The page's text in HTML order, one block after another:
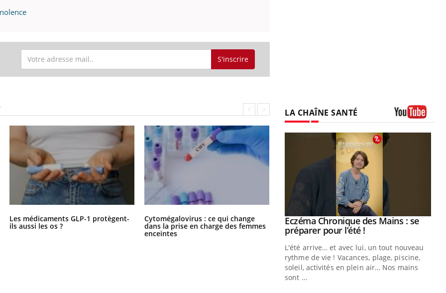
S'inscrire
Les médicaments GLP-1 protègent-
ils aussi les os ?
Cytomégalovirus : ce qui change
dans la prise en charge des femmes
enceintes
La sieste empêche-t-elle de dormir
la nuit ?
LA CHAÎNE SANTÉ
& Charge mentale : et si on
en parler??Youtube
Youtube
Eczéma Chronique des Mains : se
préparer pour l’été !Youtube
L'été arrive… et avec lui, un tout nouveau
rythme de vie ! Vacances, plage, piscine,
soleil, activités en plein air… Nos mains
sont ...